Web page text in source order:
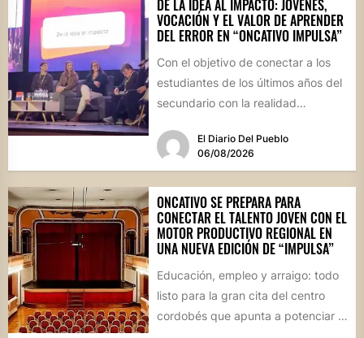
DE LA IDEA AL IMPACTO: JÓVENES,
VOCACIÓN Y EL VALOR DE APRENDER
DEL ERROR EN “ONCATIVO IMPULSA”
Con el objetivo de conectar a los
estudiantes de los últimos años del
secundario con la realidad
El Diario Del Pueblo
06/08/2026
ONCATIVO SE PREPARA PARA
CONECTAR EL TALENTO JOVEN CON EL
MOTOR PRODUCTIVO REGIONAL EN
UNA NUEVA EDICIÓN DE “IMPULSA”
Educación, empleo y arraigo: todo
listo para la gran cita del centro
cordobés que apunta a potenciar el